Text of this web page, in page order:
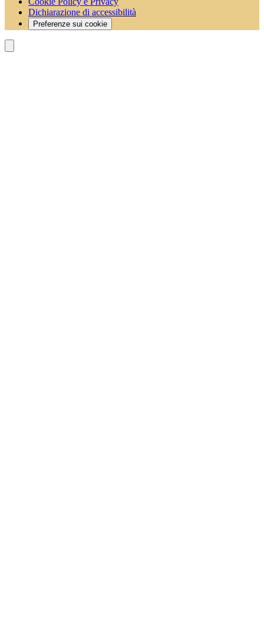
Dichiarazione di accessibilità
Preferenze sui cookie